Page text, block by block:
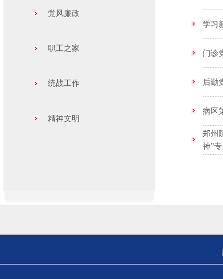
党风廉政
职工之家
统战工作
精神文明
学习
门诊
后勤
病区
郑州
神”